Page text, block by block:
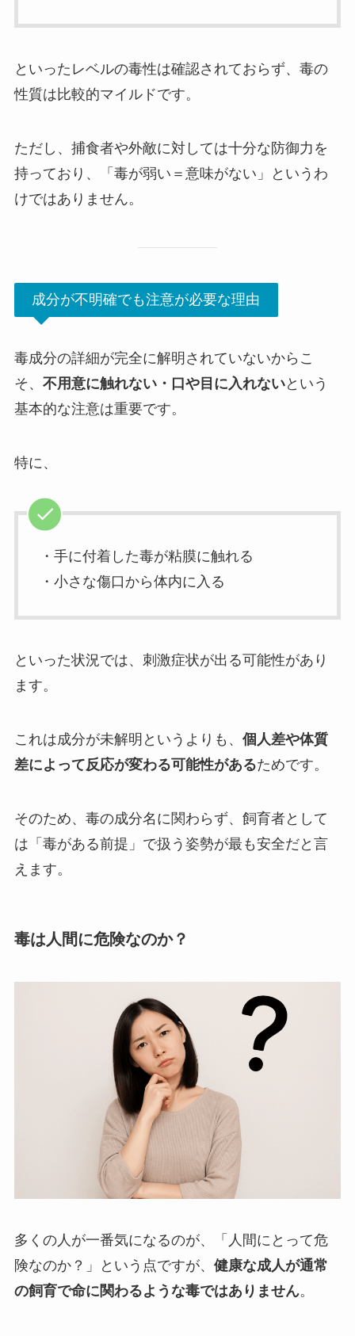
といったレベルの毒性は確認されておらず、毒の
性質は比較的マイルドです。
ただし、捕食者や外敵に対しては十分な防御力を
持っており、「毒が弱い＝意味がない」というわ
けではありません。
成分が不明確でも注意が必要な理由
毒成分の詳細が完全に解明されていないからこ
そ、 不用意に触れない・口や目に入れないという
基本的な注意は重要です。
特に、
・手に付着した毒が粘膜に触れる
・小さな傷口から体内に入る
といった状況では、刺激症状が出る可能性があり
ます。
これは成分が未解明というよりも、 個人差や体質
差によって反応が変わる可能性があるためです。
そのため、毒の成分名に関わらず、飼育者として
は「毒がある前提」で扱う姿勢が最も安全だと言
えます。
毒は人間に危険なのか？
多くの人が一番気になるのが、「人間にとって危
険なのか？」という点ですが、 健康な成人が通常
の飼育で命に関わるような毒ではありません。